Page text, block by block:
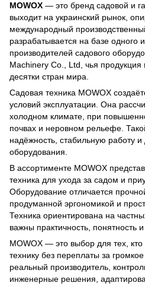
MOWOX — это бренд садовой и
выходит на украинский рынок,
международный
разрабатывается на базе одного
производителей садового
Machinery Co., Ltd, чья продукция
десятки стран мира.
Садовая техника MOWOX
условий эксплуатации. Она
холодном климате, при
почвах и неровном рельефе.
надёжность, стабильную работу
оборудования.
В ассортименте MOWOX
техника для ухода за садом и
Оборудование отличается
продуманной эргономикой и
Техника ориентирована на
важны практичность, понятность
MOWOX — это выбор для тех,
технику без переплаты за
реальный производитель,
инженерные решения,